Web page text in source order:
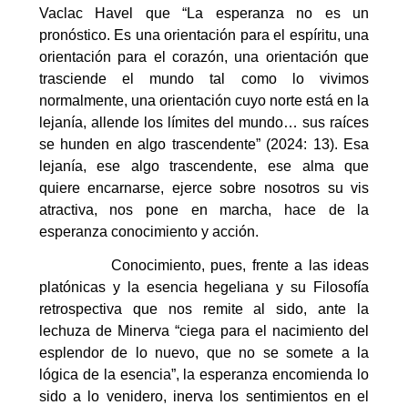
Vaclac Havel que “La esperanza no es un
pronóstico. Es una orientación para el espíritu, una
orientación para el corazón, una orientación que
trasciende el mundo tal como lo vivimos
normalmente, una orientación cuyo norte está en la
lejanía, allende los límites del mundo… sus raíces
se hunden en algo trascendente” (2024: 13). Esa
lejanía, ese algo trascendente, ese alma que
quiere encarnarse, ejerce sobre nosotros su vis
atractiva, nos pone en marcha, hace de la
esperanza conocimiento y acción.
Conocimiento, pues, frente a las ideas
platónicas y la esencia hegeliana y su Filosofía
retrospectiva que nos remite al sido, ante la
lechuza de Minerva “ciega para el nacimiento del
esplendor de lo nuevo, que no se somete a la
lógica de la esencia”, la esperanza encomienda lo
sido a lo venidero, inerva los sentimientos en el